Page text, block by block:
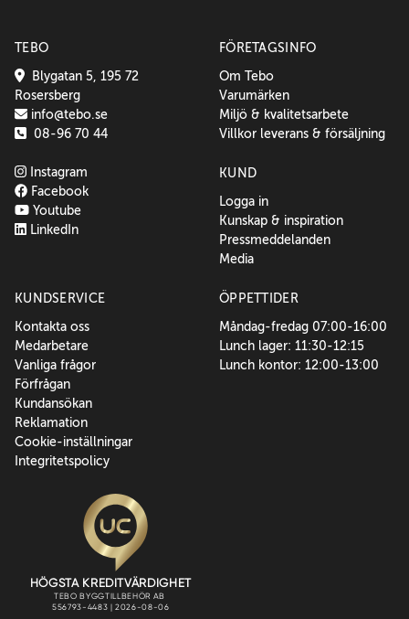
TEBO
Blygatan 5, 195 72
Rosersberg
info@tebo.se
08-96 70 44
Instagram
Facebook
Youtube
LinkedIn
FÖRETAGSINFO
Om Tebo
Varumärken
Miljö & kvalitetsarbete
Villkor leverans & försäljning
KUND
Logga in
Kunskap & inspiration
Pressmeddelanden
Media
KUNDSERVICE
Kontakta oss
Medarbetare
Vanliga frågor
Förfrågan
Kundansökan
Reklamation
Cookie-inställningar
Integritetspolicy
ÖPPETTIDER
Måndag-fredag 07:00-16:00
Lunch lager: 11:30-12:15
Lunch kontor: 12:00-13:00